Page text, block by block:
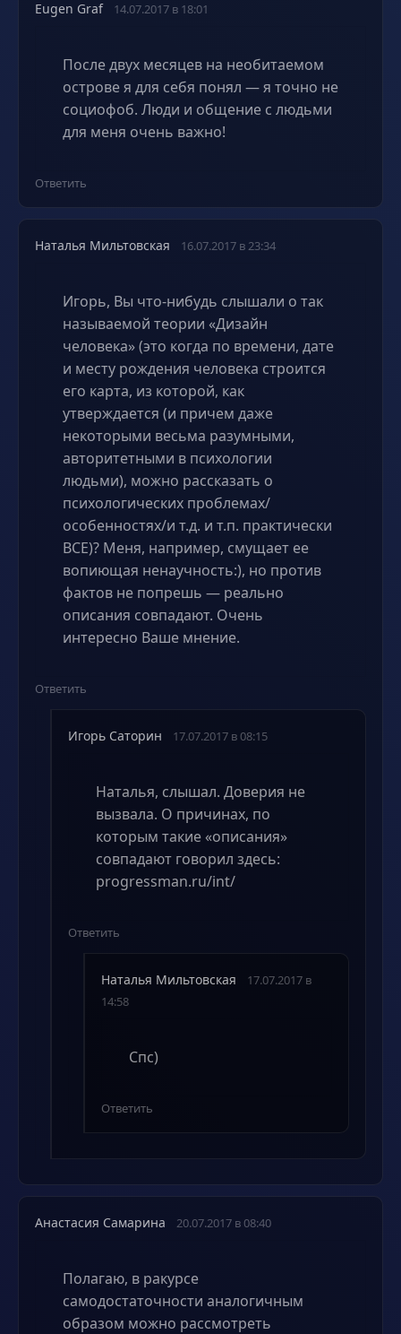
Eugen Graf 14.07.2017 в 18:01
После двух месяцев на необитаемом
острове я для себя понял — я точно не
социофоб. Люди и общение с людьми
для меня очень важно!
Ответить
Наталья Мильтовская 16.07.2017 в 23:34
Игорь, Вы что-нибудь слышали о так
называемой теории «Дизайн
человека» (это когда по времени, дате
и месту рождения человека строится
его карта, из которой, как
утверждается (и причем даже
некоторыми весьма разумными,
авторитетными в психологии
людьми), можно рассказать о
психологических проблемах/
особенностях/и т.д. и т.п. практически
ВСЕ)? Меня, например, смущает ее
вопиющая ненаучность:), но против
фактов не попрешь — реально
описания совпадают. Очень
интересно Ваше мнение.
Ответить
Игорь Саторин 17.07.2017 в 08:15
Наталья, слышал. Доверия не
вызвала. О причинах, по
которым такие «описания»
совпадают говорил здесь:
progressman.ru/int/
Ответить
Наталья Мильтовская
17.07.2017 в
14:58
Спс)
Ответить
Анастасия Самарина 20.07.2017 в 08:40
Полагаю, в ракурсе
самодостаточности аналогичным
образом можно рассмотреть